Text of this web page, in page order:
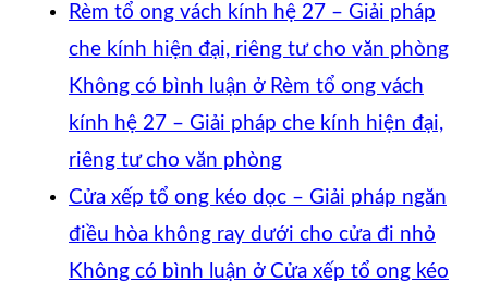
Rèm tổ ong vách kính hệ 27 – Giải pháp
che kính hiện đại, riêng tư cho văn phòng
Không có bình luận ở Rèm tổ ong vách
kính hệ 27 – Giải pháp che kính hiện đại,
riêng tư cho văn phòng
Cửa xếp tổ ong kéo dọc – Giải pháp ngăn
điều hòa không ray dưới cho cửa đi nhỏ
Không có bình luận ở Cửa xếp tổ ong kéo